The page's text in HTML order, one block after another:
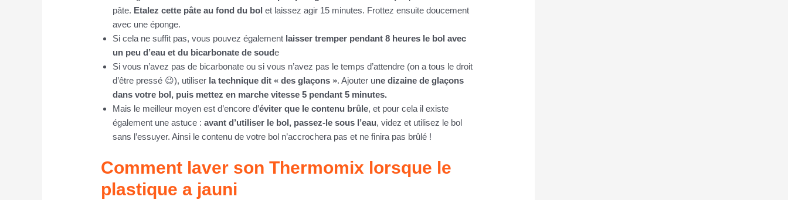
pâte. Etalez cette pâte au fond du bol et laissez agir 15 minutes. Frottez ensuite doucement
avec une éponge.
Si cela ne suffit pas, vous pouvez également laisser tremper pendant 8 heures le bol avec
un peu d’eau et du bicarbonate de soude
Si vous n’avez pas de bicarbonate ou si vous n’avez pas le temps d’attendre (on a tous le droit
d’être pressé 😉​), utiliser la technique dit « des glaçons ». Ajouter une dizaine de glaçons
dans votre bol, puis mettez en marche vitesse 5 pendant 5 minutes.
Mais le meilleur moyen est d’encore d’éviter que le contenu brûle, et pour cela il existe
également une astuce :avant d’utiliser le bol, passez-le sous l’eau, videz et utilisez le bol
sans l’essuyer. Ainsi le contenu de votre bol n’accrochera pas et ne finira pas brûlé !
Comment laver son Thermomix lorsque le
plastique a jauni